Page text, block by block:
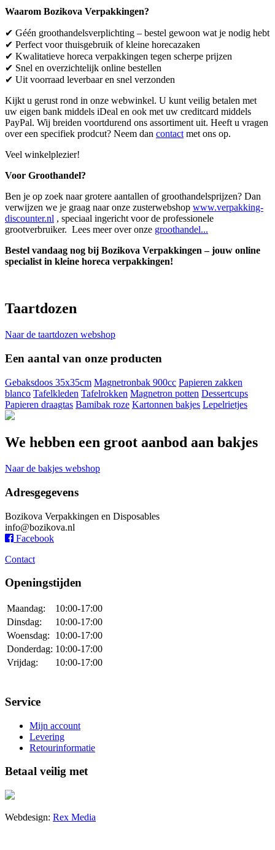
Waarom Bozikova Verpakkingen?
✔ Géén groothandelsverplichting – bestel gewoon wat je nodig hebt
✔ Perfect voor thuisgebruik of kleine horecazaken
✔ Kwalitatieve horeca verpakkingen tegen scherpe prijzen
✔ Snel en overzichtelijk online bestellen
✔ Uit voorraad leverbaar en snel verzonden
Kijkt u gerust rond in onze webwinkel. U kunt veilig betalen met
uw eigen bank middels iDeal en ook met uw creditcard middels
PayPal. Wij breiden voortdurend ons assortiment uit. Heeft u vragen
over een specifiek prodcut? Neem dan contact met ons op.
Veel winkelplezier!
Voor Groothandel?
Ben je op zoek naar grotere aantallen of groothandelsprijzen? Dan
verwijzen we je graag naar onze zusterwebshop www.verpakking-
discounter.nl , speciaal ingericht voor de professionele
grootverbruiker. Lees meer over onze groothandel...
Bestel vandaag nog bij Bozikova Verpakkingen – jouw online
specialist in kleine horeca verpakkingen!
Taartdozen
Naar de taartdozen webshop
Een aantal van onze producten
Gebaksdoos 35x35cm Magnetronbak 900cc Papieren zakken
blanco Tafelkleden Tafelrokken Magnetron potten Dessertcups
Papieren draagtas Bamibak roze Kartonnen bakjes Lepelrietjes
We hebben een groot aanbod aan bakjes
Naar de bakjes webshop
Adresgegevens
Bozikova Verpakkingen en Disposables
info@bozikova.nl
Facebook
Contact
Openingstijden
Maandag:
10:00-17:00
Dinsdag:
10:00-17:00
Woensdag:
10:00-17:00
Donderdag: 10:00-17:00
Vrijdag:
10:00-17:00
Service
Mijn account
Levering
Retourinformatie
Betaal veilig met
Webdesign: Rex Media